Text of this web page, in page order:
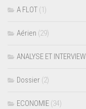
A FLOT (1)
Aérien (29)
ANALYSE ET INTERVIEW
Dossier (2)
ECONOMIE (34)